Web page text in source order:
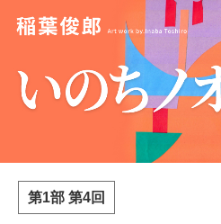
第1部 第4回